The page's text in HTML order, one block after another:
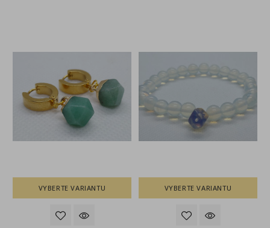
VYBERTE VARIANTU VYBERTE VARIANTU